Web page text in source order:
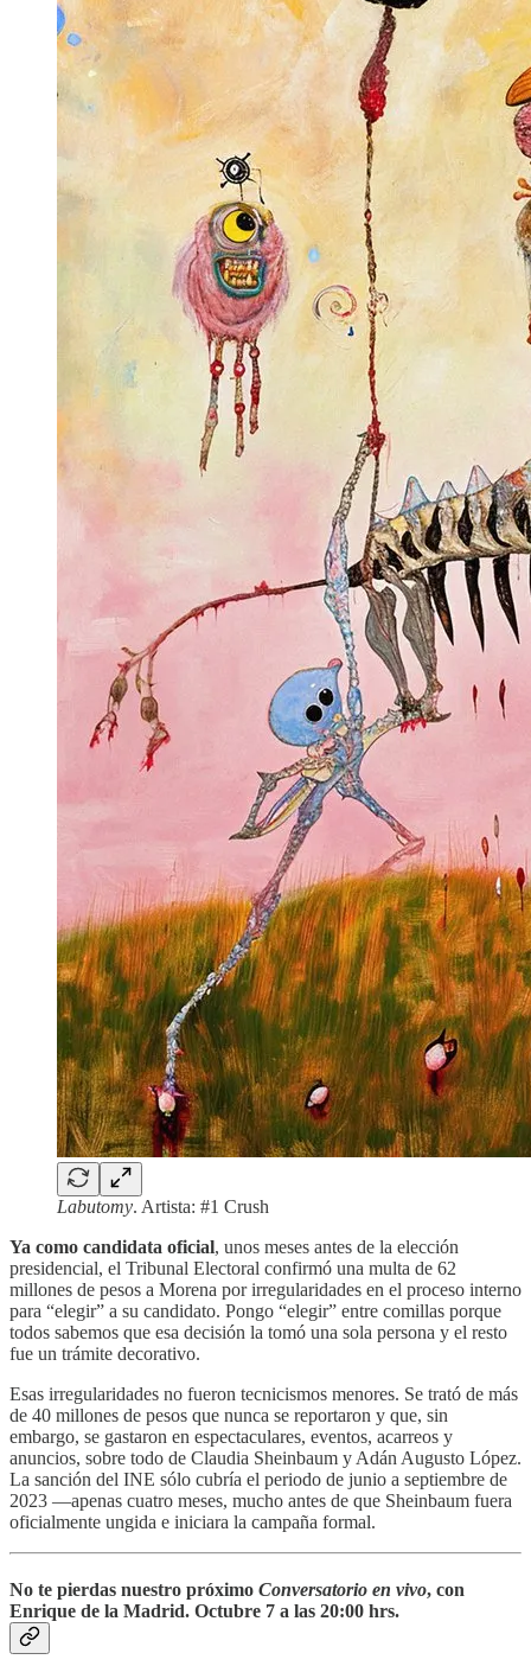
Labutomy. Artista: #1 Crush
Ya como candidata oficial, unos meses antes de la elección
presidencial, el Tribunal Electoral confirmó una multa de 62
millones de pesos a Morena por irregularidades en el proceso interno
para “elegir” a su candidato. Pongo “elegir” entre comillas porque
todos sabemos que esa decisión la tomó una sola persona y el resto
fue un trámite decorativo.
Esas irregularidades no fueron tecnicismos menores. Se trató de más
de 40 millones de pesos que nunca se reportaron y que, sin
embargo, se gastaron en espectaculares, eventos, acarreos y
anuncios, sobre todo de Claudia Sheinbaum y Adán Augusto López.
La sanción del INE sólo cubría el periodo de junio a septiembre de
2023 —apenas cuatro meses, mucho antes de que Sheinbaum fuera
oficialmente ungida e iniciara la campaña formal.
No te pierdas nuestro próximo Conversatorio en vivo, con
Enrique de la Madrid. Octubre 7 a las 20:00 hrs.